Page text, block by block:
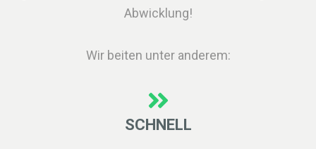
Abwicklung!
Wir beiten unter anderem:
SCHNELL